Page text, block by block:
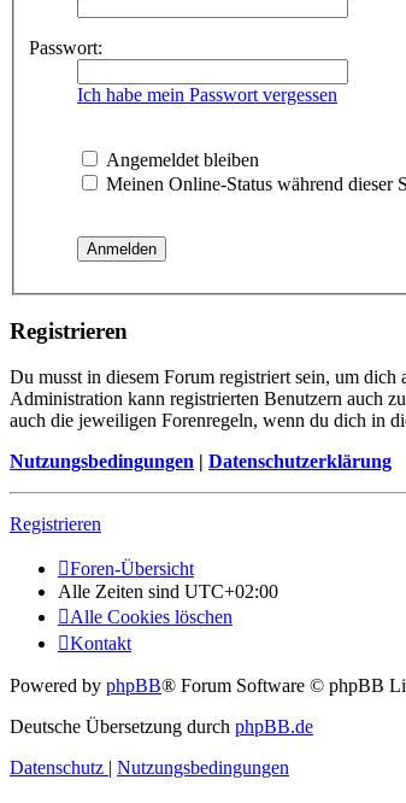
Passwort:
Ich habe mein Passwort vergessen
Angemeldet bleiben
Meinen Online-Status während dieser
Registrieren
Du musst in diesem Forum registriert sein, um
Administration kann registrierten Benutzern auch
auch die jeweiligen Forenregeln, wenn du dich in
Nutzungsbedingungen | Datenschutzerklärung
Registrieren
Foren-Übersicht
Alle Zeiten sind UTC+02:00
Alle Cookies löschen
Kontakt
Powered by phpBB® Forum Software © phpBB
Deutsche Übersetzung durch phpBB.de
Datenschutz | Nutzungsbedingungen